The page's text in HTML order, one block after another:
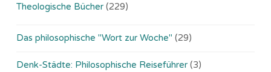
Theologische Bücher (229)
Das philosophische "Wort zur Woche" (29)
Denk-Städte: Philosophische Reiseführer (3)